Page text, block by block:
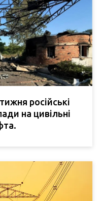
російські
на цивільні